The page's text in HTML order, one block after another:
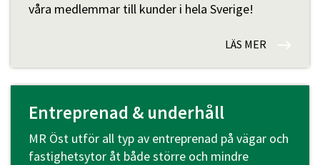
våra medlemmar till kunder i hela Sverige!
LÄS MER
Entreprenad & underhåll
MR Öst utför all typ av entreprenad på vägar och
fastighetsytor åt både större och mindre